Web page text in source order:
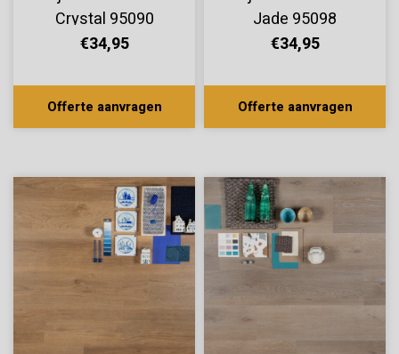
Crystal 95090
€34,95
Offerte aanvragen
Jade 95098
€34,95
Offerte aanvragen